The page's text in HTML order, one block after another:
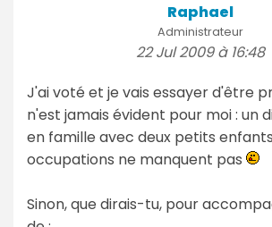
Raphael
Administrateur
22 Jul 2009 à 16:48
J'ai voté et je vais essayer d'être
n'est jamais évident pour moi : un
en famille avec deux petits
occupations ne manquent pas
Sinon, que dirais-tu, pour